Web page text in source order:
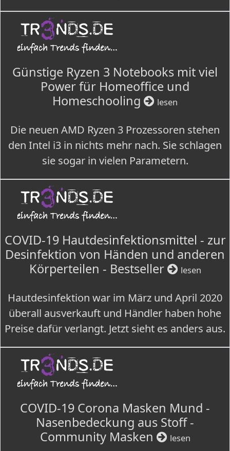
Günstige Ryzen 3 Notebooks mit viel
Power für Homeoffice und
Homeschooling
lesen
Die neuen AMD Ryzen 3 Prozessoren stehen
den Intel i3 in nichts mehr nach. Sie schlagen
sie sogar in vielen Parametern.
COVID-19 Hautdesinfektionsmittel - zur
Desinfektion von Händen und anderen
Körperteilen - Bestseller
lesen
Hautdesinfektion war im März und April 2020
überall ausverkauft und Händler haben hohe
Preise dafür verlangt. Jetzt sieht es anders aus.
COVID-19 Corona Masken Mund -
Nasenbedeckung aus Stoff -
Community Masken
lesen